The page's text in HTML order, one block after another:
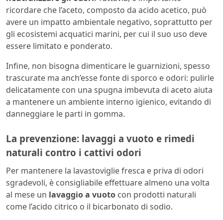
ricordare che l’aceto, composto da acido acetico, può
avere un impatto ambientale negativo, soprattutto per
gli ecosistemi acquatici marini, per cui il suo uso deve
essere limitato e ponderato.
Infine, non bisogna dimenticare le guarnizioni, spesso
trascurate ma anch’esse fonte di sporco e odori: pulirle
delicatamente con una spugna imbevuta di aceto aiuta
a mantenere un ambiente interno igienico, evitando di
danneggiare le parti in gomma.
La prevenzione: lavaggi a vuoto e rimedi
naturali contro i cattivi odori
Per mantenere la lavastoviglie fresca e priva di odori
sgradevoli, è consigliabile effettuare almeno una volta
al mese un lavaggio a vuoto con prodotti naturali
come l’acido citrico o il bicarbonato di sodio.